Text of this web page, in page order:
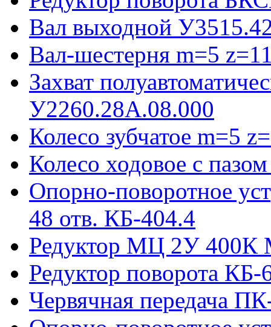
Вал выходной
Вал-шестерня m=5
Захват
У2260.28А.08.000
Колесо зубчатое m=5
Колесо ходовое с
Опорно-поворотное
48 отв. КБ-404.4
Редуктор МЦ 2У 400К
Редуктор поворота КБ-
Червячная передача